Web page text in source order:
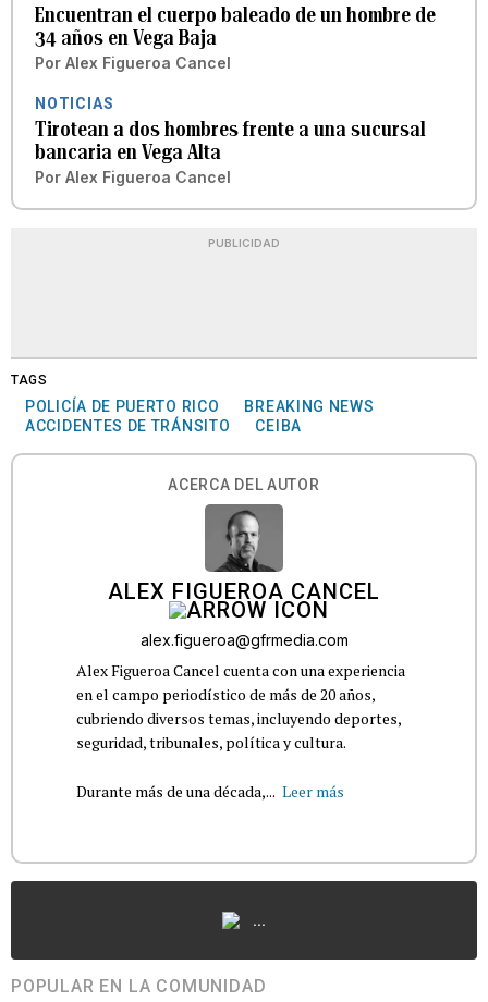
Encuentran el cuerpo baleado de un hombre de
34 años en Vega Baja
Por Alex Figueroa Cancel
NOTICIAS
Tirotean a dos hombres frente a una sucursal
bancaria en Vega Alta
Por Alex Figueroa Cancel
PUBLICIDAD
TAGS
POLICÍA DE PUERTO RICO
BREAKING NEWS
ACCIDENTES DE TRÁNSITO
CEIBA
ACERCA DEL AUTOR
ALEX FIGUEROA CANCEL
alex.figueroa@gfrmedia.com
Alex Figueroa Cancel cuenta con una experiencia
en el campo periodístico de más de 20 años,
cubriendo diversos temas, incluyendo deportes,
seguridad, tribunales, política y cultura.
Durante más de una década,... Leer más
...
POPULAR EN LA COMUNIDAD